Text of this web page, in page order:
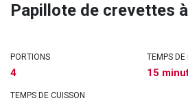
Papillote de crevettes
PORTIONS
4
TEMPS DE
15
TEMPS DE CUISSON